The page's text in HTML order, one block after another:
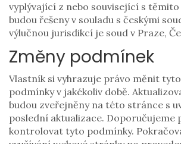
vyplývající z nebo související s
budou řešeny v souladu s českými
výlučnou jurisdikcí je soud v Praze,
Změny podmínek
Vlastník si vyhrazuje právo měnit
podmínky v jakékoliv době.
budou zveřejněny na této stránce s
poslední aktualizace. Doporučujeme
kontrolovat tyto podmínky.